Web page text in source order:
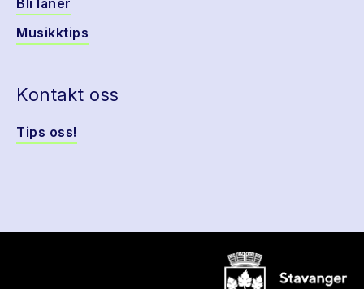
Bli låner
Musikktips
Kontakt oss
Tips oss!